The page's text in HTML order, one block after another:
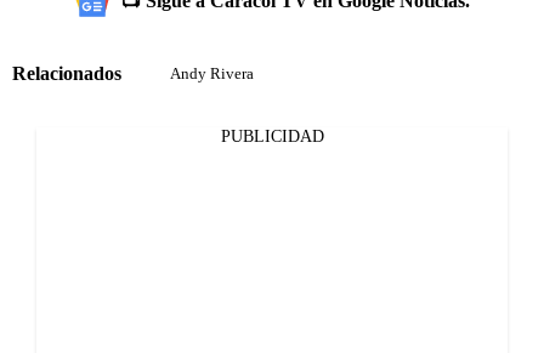
Relacionados Andy Rivera
PUBLICIDAD